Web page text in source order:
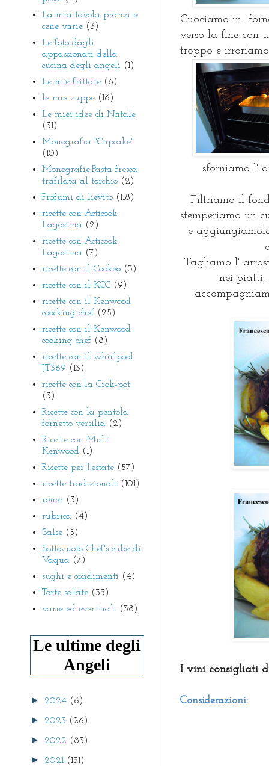
Cuociamo in
verso la fine con
troppo e
sforniamo l'
Filtriamo il
stemperiamo un
e
Tagliamo l'
nei piatti,
I vini consigliati
Considerazioni:
La mia tavola pranzi e
cene varie (3)
Le foto dagli
appassionati della
cucina degli angeli (1)
Le mie frittate (6)
le mie zuppe (16)
Le miei idee di Natale
(31)
Monografia "Cupcake"
(10)
Monografie:Pasta fresca
trafilata al torchio (2)
Profumi di lievito (118)
ricette con Acticook
Lagostina (2)
ricette con Acticook
Lagostina (7)
ricette con il Cookeo (3)
ricette con il KCC (9)
ricette con il Kenwood
coocking chef (25)
ricette con il Kenwood
cooking chef (8)
ricette con il whirlpool
JT369 (13)
ricette con la Crok-pot
(3)
Ricette con la pentola
fornetto versilia (2)
Ricette con Multi
Kenwood (1)
Ricette per l'estate (57)
ricette tradizionali (101)
roner (3)
rubrica (4)
Salse (5)
Sottovuoto Chef's cube di
Vaqua (7)
sughi e condimenti (4)
Torte salate (33)
varie ed eventuali (38)
Le ultime degli
Angeli
► 2024 (6)
► 2023 (26)
► 2022 (83)
► 2021 (131)